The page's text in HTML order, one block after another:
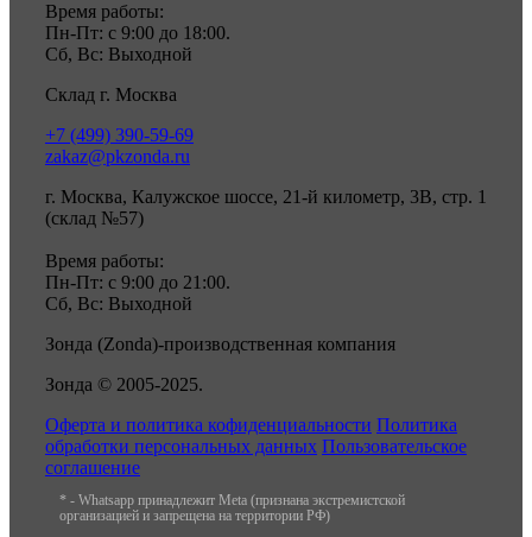
Время работы:
Пн-Пт: с 9:00 до 18:00.
Сб, Вс: Выходной
Склад г. Москва
+7 (499) 390-59-69
zakaz@pkzonda.ru
г. Москва, Калужское шоссе, 21-й километр, 3В, стр. 1
(склад №57)
Время работы:
Пн-Пт: с 9:00 до 21:00.
Сб, Вс: Выходной
Зонда (Zonda)-производственная компания
Зонда © 2005-2025.
Оферта и политика кофиденциальности Политика
обработки персональных данных Пользовательское
соглашение
* - Whatsapp принадлежит Meta (признана экстремистской
организацией и запрещена на территории РФ)